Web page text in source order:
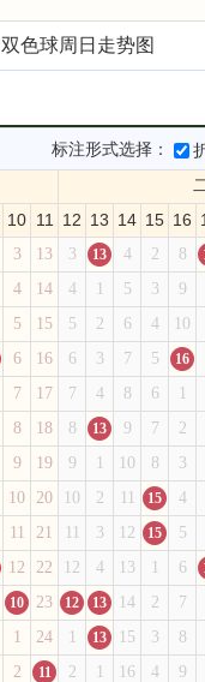
色球周日走势图
标注形式选择：
10 11 12 13 14 15 16
3 13 3 13 4 2 8
4 14 4 1 5 3
9
5 15 5 2 6 4
10
6 16 6 3 7 5 16
7 17 7 4 8 6
1
8 18 8 13 9 7
2
9 19 9 1 10 8
3
10 20 10 2 11 15
4
11 21 11 3 12 15
5
12 22 12 4 13 1 6
10 23 12 13 14 2
7
1 24 1 13 15 3
8
2 11 2 1 16 4
9